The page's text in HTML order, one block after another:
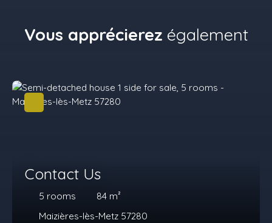
Vous apprécierez également
Contact Us
5 rooms 84 m²
Maizières-lès-Metz 57280